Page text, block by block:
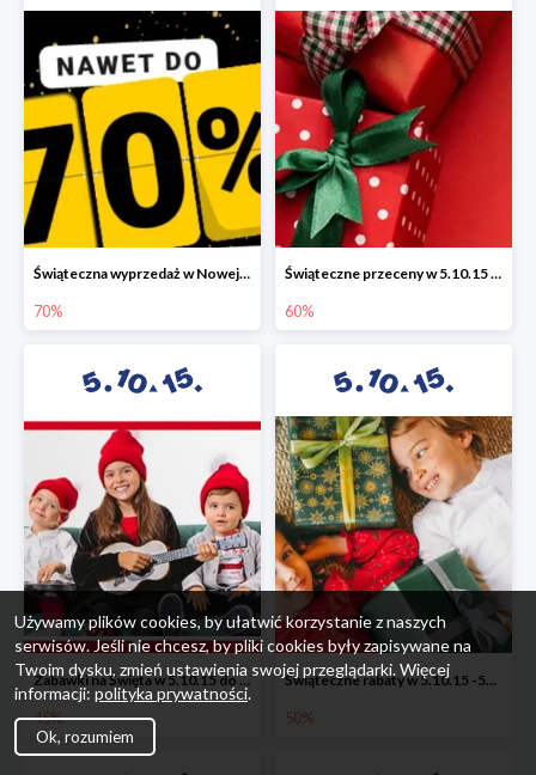
Świąteczna wyprzedaż w Nowej Erze - National Geographic Learning -70%
70%
Świąteczne przeceny w 5.10.15 - wszystkie ubrania -60%
60%
Zabawki na Święta w 5.10.15 do -45%
45%
Świąteczne rabaty w 5.10.15 -50%
50%
Używamy plików cookies, by ułatwić korzystanie z naszych
serwisów. Jeśli nie chcesz, by pliki cookies były zapisywane na
Twoim dysku, zmień ustawienia swojej przeglądarki. Więcej
informacji: polityka prywatności.
Ok, rozumiem